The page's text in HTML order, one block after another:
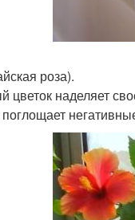
роза).
цветок наделяет
поглощает